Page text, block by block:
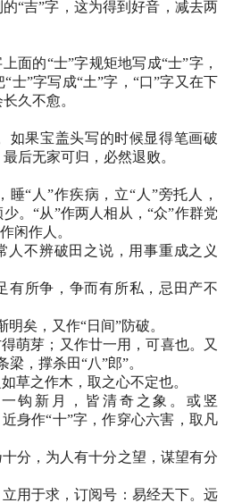
“吉”字，这为得到好音，减去两
面的“士”字规矩地写成“士”字，
士”字写成“土”字，“口”字又在下
久不愈。
如果宝盖头写的时候显得笔画破
后无家可归，必然退败。
睡“人”作疾病，立“人”旁托人，
。“从”作两人相从，“众”作群党
闲作人。
人不辨破田之说，用事重成之义
有所争，争而有所私，忌田产不
矣，又作“日间”防破。
萌芽；又作廿一用，可喜也。又
，撑杀田“八”郎”。
草之作木，取之心不定也。
钩新月，皆清奇之象。或竖
身作“十”字，作穿心六害，取凡
分，为人有十分之望，谋望有分
用于求，订阅号：易经天下。远